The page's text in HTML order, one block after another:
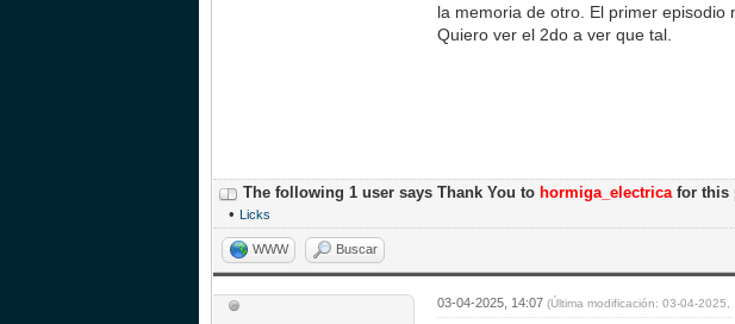
la memoria de otro. El primer episodio
Quiero ver el 2do a ver que tal.
The following 1 user says Thank You to hormiga_electricafor this
• Licks
WWW Buscar
03-04-2025, 14:07(Última modificación: 03-04-